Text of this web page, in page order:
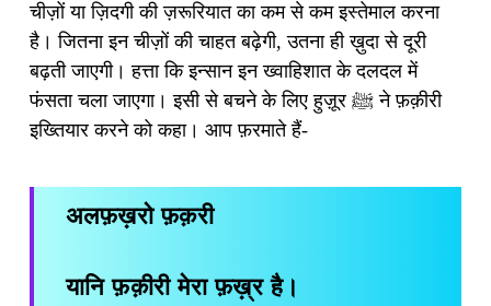
चीज़ों या ज़िदगी की ज़रूरियात का कम से कम इस्तेमाल करना
है। जितना इन चीज़ों की चाहत बढ़ेगी, उतना ही ख़ुदा से दूरी
बढ़ती जाएगी। हत्ता कि इन्सान इन ख्वाहिशात के दलदल में
फंसता चला जाएगा। इसी से बचने के लिए हुज़ूर ﷺ ने फ़क़ीरी
इख्तियार करने को कहा। आप फ़रमाते हैं-
अलफ़ख़रो फ़क़री
यानि फ़क़ीरी मेरा फ़ख़्र है।